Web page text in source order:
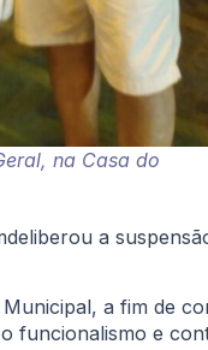
na Casa do
a
a fim de
funcionalismo e